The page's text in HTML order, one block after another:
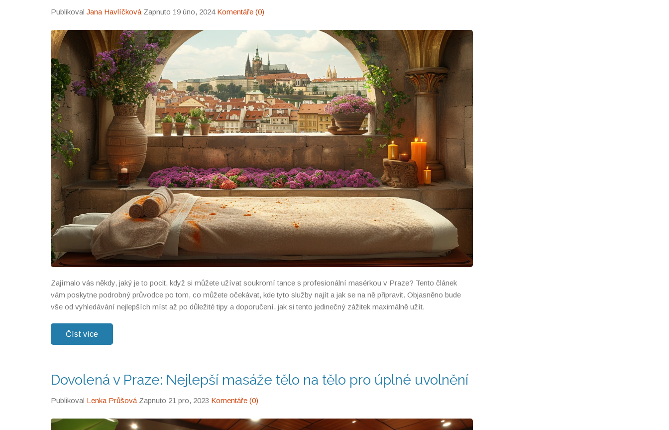
Publikoval Jana Havlíčková Zapnuto 19 úno, 2024 Komentáře (0)
Zajímalo vás někdy, jaký je to pocit, když si můžete užívat soukromí tance s profesionální masérkou v Praze? Tento článek
vám poskytne podrobný průvodce po tom, co můžete očekávat, kde tyto služby najít a jak se na ně připravit. Objasněno bude
vše od vyhledávání nejlepších míst až po důležité tipy a doporučení, jak si tento jedinečný zážitek maximálně užít.
Číst více
Dovolená v Praze: Nejlepší masáže tělo na tělo pro úplné uvolnění
Publikoval Lenka Průšová Zapnuto 21 pro, 2023 Komentáře (0)